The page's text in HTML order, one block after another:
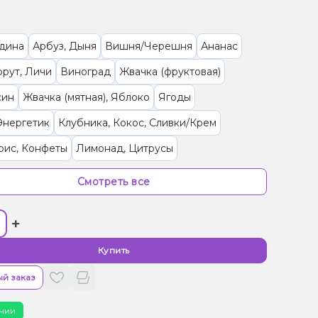
Арбуз, Дыня Вишня/Черешня
Ананас
Личи
Виноград
Жвачка (фруктовая)
Жвачка (мятная), Яблоко
Ягоды
Клубника, Кокос, Сливки/Крем
Конфеты
Лимонад, Цитрусы
Мороженое
Мультифрукт
(фруктовая), Клубника, Малина
(фруктовая), Черника/Голубика
Пирог/Кондитерка
Елка, Манго, Мандарин
Лимон
Клубника, Сливки/Крем
Смотреть все
+
Купить
заказ